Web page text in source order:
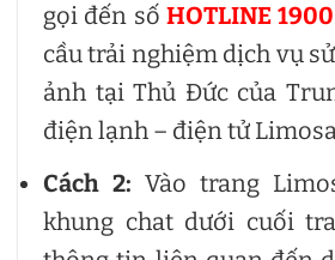
gọi đến số HOTLINE
cầu trải nghiệm dịch vụ
ảnh tại Thủ Đức của
điện lạnh – điện tử
Cách 2: Vào trang
khung chat dưới cuối